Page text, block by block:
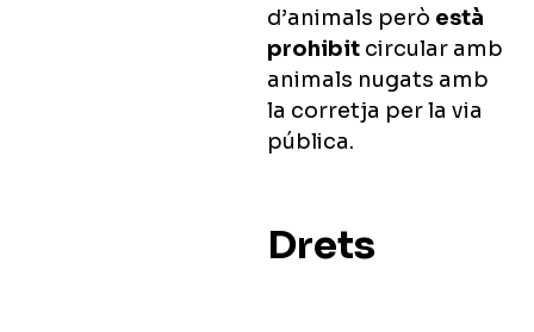
d’animals però està
prohibit circular amb
animals nugats amb
la corretja per la via
pública.
Drets